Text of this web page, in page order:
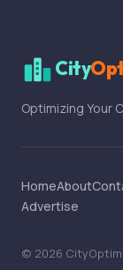
City
Optimizing Your
HomeAbout
Advertise
© 2026